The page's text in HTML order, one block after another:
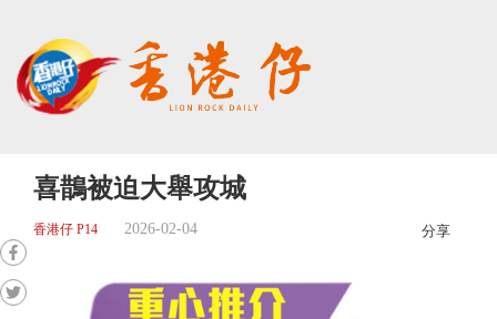
喜鵲被迫大舉攻城
香港仔 P14 2026-02-04 分享